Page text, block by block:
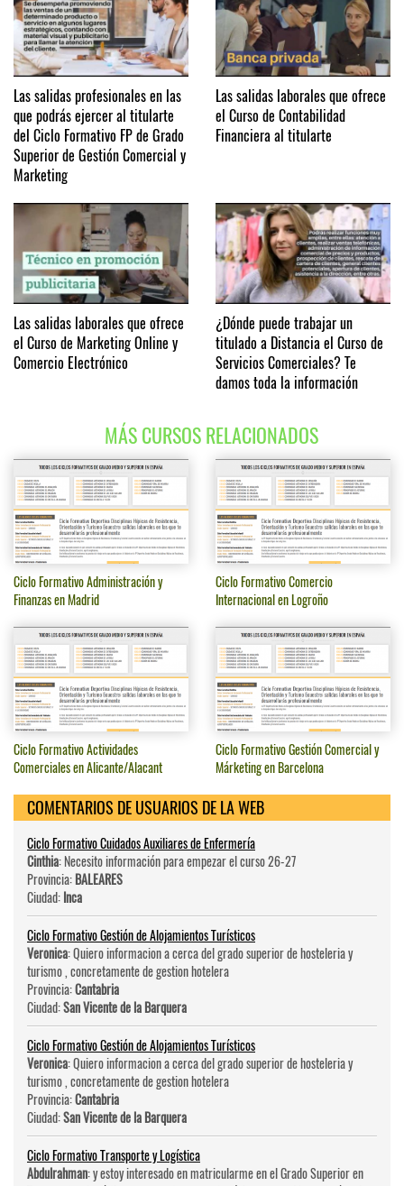
Las salidas profesionales en las
que podrás ejercer al titularte
del Ciclo Formativo FP de Grado
Superior de Gestión Comercial y
Marketing
Las salidas laborales que ofrece
el Curso de Contabilidad
Financiera al titularte
Las salidas laborales que ofrece
el Curso de Marketing Online y
Comercio Electrónico
¿Dónde puede trabajar un
titulado a Distancia el Curso de
Servicios Comerciales? Te
damos toda la información
MÁS CURSOS RELACIONADOS
Ciclo Formativo Administración y
Finanzas en Madrid
Ciclo Formativo Comercio
Internacional en Logroño
Ciclo Formativo Actividades
Comerciales en Alicante/Alacant
Ciclo Formativo Gestión Comercial y
Márketing en Barcelona
COMENTARIOS DE USUARIOS DE LA WEB
Ciclo Formativo Cuidados Auxiliares de Enfermería
Cinthia: Necesito información para empezar el curso 26-27
Provincia:BALEARES
Ciudad:Inca
Ciclo Formativo Gestión de Alojamientos Turísticos
Veronica: Quiero informacion a cerca del grado superior de hosteleri­a y
turismo , concretamente de gestion hotelera
Provincia:Cantabria
Ciudad:San Vicente de la Barquera
Ciclo Formativo Gestión de Alojamientos Turísticos
Veronica: Quiero informacion a cerca del grado superior de hosteleri­a y
turismo , concretamente de gestion hotelera
Provincia:Cantabria
Ciudad:San Vicente de la Barquera
Ciclo Formativo Transporte y Logística
Abdulrahman: y estoy interesado en matricularme en el Grado Superior en